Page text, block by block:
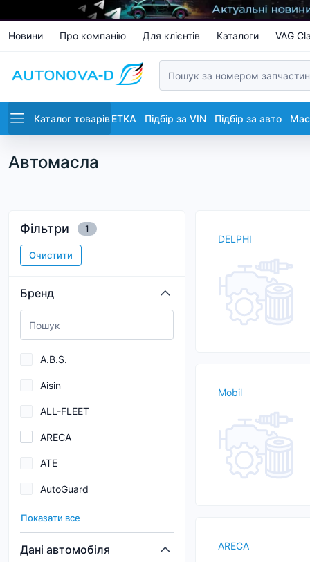
Новини Про компанію Для клієнтів Каталоги VAG
Каталог товарівETKA Підбір за VIN Підбір за авто
Автомасла
Фільтри 1
Очистити
Бренд
A.B.S.
Aisin
ALL-FLEET
ARECA
ATE
AutoGuard
BARDAHL
Показати все
Дані автомобіля
DELPHI
Mobil
ARECA